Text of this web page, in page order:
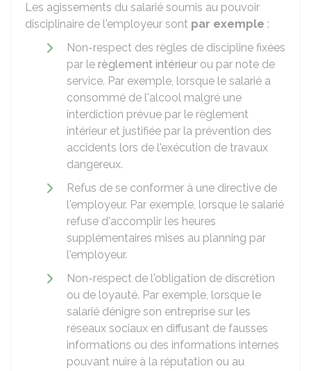
Les agissements du salarié soumis au pouvoir
disciplinaire de l'employeur sont par exemple :
Non-respect des règles de discipline fixées
par le règlement intérieur ou par note de
service. Par exemple, lorsque le salarié a
consommé de l'alcool malgré une
interdiction prévue par le règlement
intérieur et justifiée par la prévention des
accidents lors de l'exécution de travaux
dangereux.
Refus de se conformer à une directive de
l'employeur. Par exemple, lorsque le salarié
refuse d'accomplir les heures
supplémentaires mises au planning par
l'employeur.
Non-respect de l'obligation de discrétion
ou de loyauté. Par exemple, lorsque le
salarié dénigre son entreprise sur les
réseaux sociaux en diffusant de fausses
informations ou des informations internes
pouvant nuire à la réputation ou au